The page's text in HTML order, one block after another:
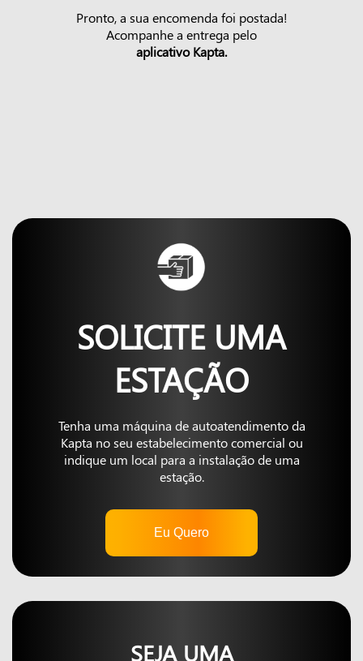
Pronto, a sua encomenda foi postada!
Acompanhe a entrega pelo
aplicativo Kapta.
SOLICITE UMA
ESTAÇÃO
Tenha uma máquina de autoatendimento da
Kapta no seu estabelecimento comercial ou
indique um local para a instalação de uma
estação.
Eu Quero
SEJA UMA